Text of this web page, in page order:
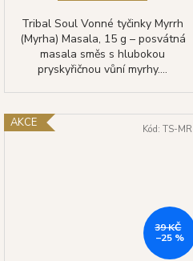
Tribal Soul Vonné tyčinky Myrrh
(Myrha) Masala, 15 g – posvátná
masala směs s hlubokou
pryskyřičnou vůní myrhy....
AKCE
39 KČ
–25 %
Kód:TS-MR